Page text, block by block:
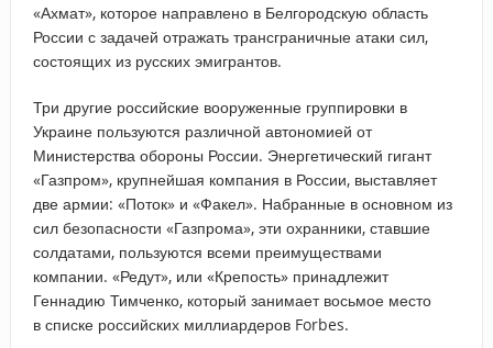
«Ахмат», которое направлено в Белгородскую область
России с задачей отражать трансграничные атаки сил,
состоящих из русских эмигрантов.
Три другие российские вооруженные группировки в
Украине пользуются различной автономией от
Министерства обороны России. Энергетический гигант
«Газпром», крупнейшая компания в России, выставляет
две армии: «Поток» и «Факел». Набранные в основном из
сил безопасности «Газпрома», эти охранники, ставшие
солдатами, пользуются всеми преимуществами
компании. «Редут», или «Крепость» принадлежит
Геннадию Тимченко, который занимает восьмое место
в списке российских миллиардеров Forbes.